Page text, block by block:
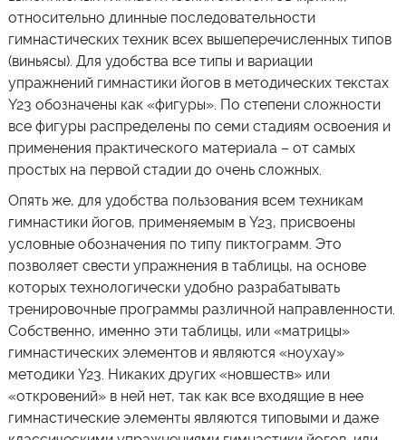
относительно длинные последовательности
гимнастических техник всех вышеперечисленных типов
(виньясы). Для удобства все типы и вариации
упражнений гимнастики йогов в методических текстах
Y23 обозначены как «фигуры». По степени сложности
все фигуры распределены по семи стадиям освоения и
применения практического материала – от самых
простых на первой стадии до очень сложных.
Опять же, для удобства пользования всем техникам
гимнастики йогов, применяемым в Y23, присвоены
условные обозначения по типу пиктограмм. Это
позволяет свести упражнения в таблицы, на основе
которых технологически удобно разрабатывать
тренировочные программы различной направленности.
Собственно, именно эти таблицы, или «матрицы»
гимнастических элементов и являются «ноухау»
методики Y23. Никаких других «новшеств» или
«откровений» в ней нет, так как все входящие в нее
гимнастические элементы являются типовыми и даже